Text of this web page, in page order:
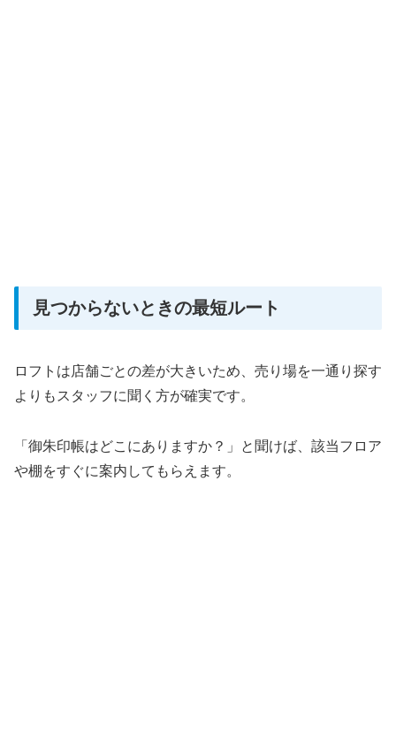
見つからないときの最短ルート
ロフトは店舗ごとの差が大きいため、売り場を一通り探す
よりもスタッフに聞く方が確実です。
「御朱印帳はどこにありますか？」と聞けば、該当フロア
や棚をすぐに案内してもらえます。